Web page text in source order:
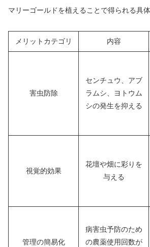
マリーゴールドを植えることで得られる具
メリットカテゴリ 内容
害虫防除
センチュウ、アブ
ラムシ、ヨトウム
シの発生を抑える
視覚的効果
花壇や畑に彩りを
与える
管理の簡易化
病害虫予防のため
の農薬使用回数が